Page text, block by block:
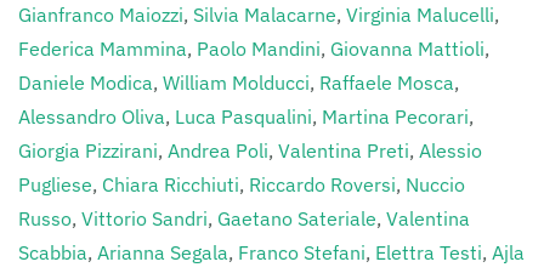
Gianfranco Maiozzi, Silvia Malacarne, Virginia Malucelli,
Federica Mammina, Paolo Mandini, Giovanna Mattioli,
Daniele Modica, William Molducci, Raffaele Mosca,
Alessandro Oliva, Luca Pasqualini, Martina Pecorari,
Giorgia Pizzirani, Andrea Poli, Valentina Preti, Alessio
Pugliese, Chiara Ricchiuti, Riccardo Roversi, Nuccio
Russo, Vittorio Sandri, Gaetano Sateriale, Valentina
Scabbia, Arianna Segala, Franco Stefani, Elettra Testi, Ajla